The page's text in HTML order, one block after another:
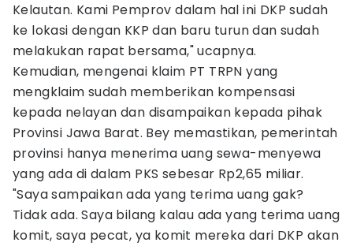
Kelautan. Kami Pemprov dalam hal ini DKP sudah
ke lokasi dengan KKP dan baru turun dan sudah
melakukan rapat bersama," ucapnya.
Kemudian, mengenai klaim PT TRPN yang
mengklaim sudah memberikan kompensasi
kepada nelayan dan disampaikan kepada pihak
Provinsi Jawa Barat. Bey memastikan, pemerintah
provinsi hanya menerima uang sewa-menyewa
yang ada di dalam PKS sebesar Rp2,65 miliar.
"Saya sampaikan ada yang terima uang gak?
Tidak ada. Saya bilang kalau ada yang terima uang
komit, saya pecat, ya komit mereka dari DKP akan